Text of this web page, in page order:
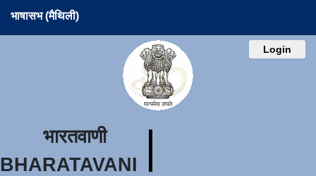
भाषासभ (मैथिली)
Login
भारतवाणी
BHARATAVANI